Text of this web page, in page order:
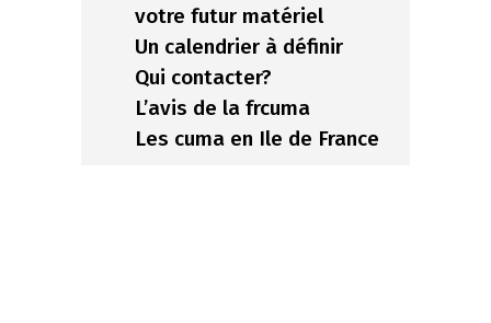
votre futur matériel
Un calendrier à définir
Qui contacter?
L’avis de la frcuma
Les cuma en Ile de France